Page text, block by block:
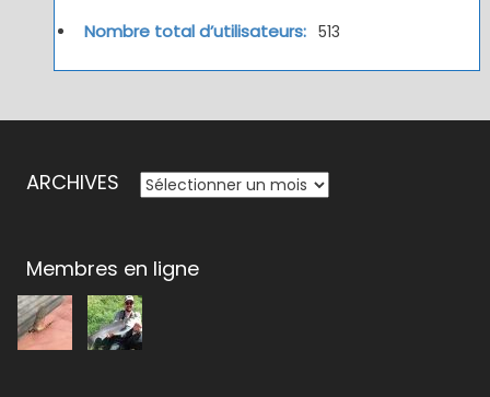
Nombre total d’utilisateurs: 513
ARCHIVES ARCHIVES
Membres en ligne